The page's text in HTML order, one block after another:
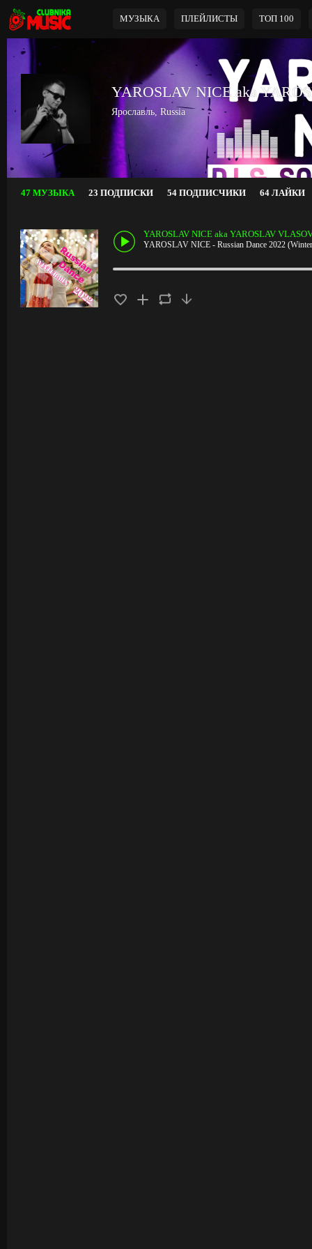
МУЗЫКА ПЛЕЙЛИСТЫ ТОП 100
YAROSLAV NICE aka
Ярославль, Russia
47 МУЗЫКА 23 ПОДПИСКИ 54 ПОДПИСЧИКИ 64 ЛАЙКИ
YAROSLAV NICE aka YAROSLAV
YAROSLAV NICE - Russian Dance 2022